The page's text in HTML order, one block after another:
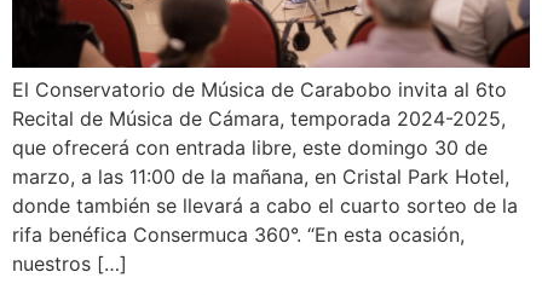
El Conservatorio de Música de Carabobo invita al 6to
Recital de Música de Cámara, temporada 2024-2025,
que ofrecerá con entrada libre, este domingo 30 de
marzo, a las 11:00 de la mañana, en Cristal Park Hotel,
donde también se llevará a cabo el cuarto sorteo de la
rifa benéfica Consermuca 360°. “En esta ocasión,
nuestros […]